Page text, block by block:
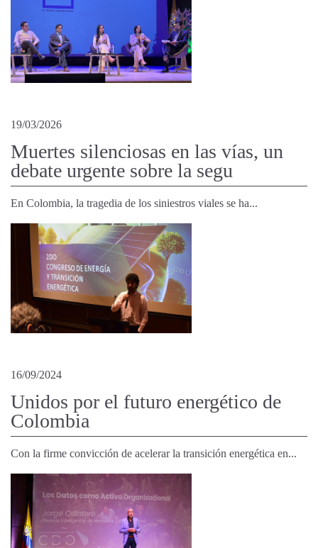
19/03/2026
Muertes silenciosas en las vías, un
debate urgente sobre la segu
En Colombia, la tragedia de los siniestros viales se ha...
16/09/2024
Unidos por el futuro energético de
Colombia
Con la firme convicción de acelerar la transición energética en...